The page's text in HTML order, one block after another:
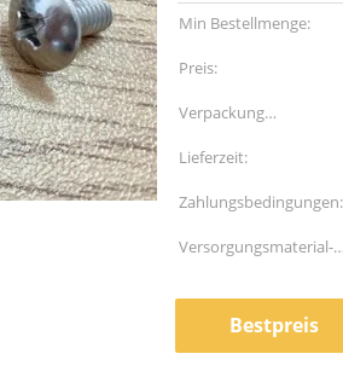
Min Bestellmenge:
Preis:
Verpackung
Informationen:
Lieferzeit:
Zahlungsbedingungen:
Versorgungsmaterial-
Bestpreis